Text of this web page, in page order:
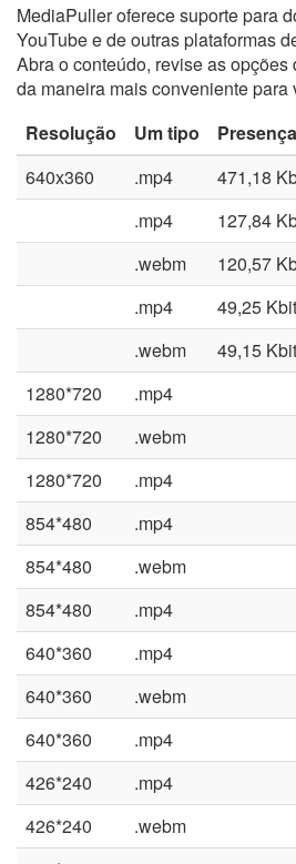
MediaPuller oferece suporte para
YouTube e de outras plataformas
Abra o conteúdo, revise as
da maneira mais conveniente para
Resolução
Um tipo
640x360
.mp4 471,18
.mp4
127,84
.webm
120,57
.mp4
49,25
.webm
49,15
1280*720
.mp4
1280*720
.webm
1280*720
.mp4
854*480
.mp4
854*480
.webm
854*480
.mp4
640*360
.mp4
640*360
.webm
640*360
.mp4
426*240
.mp4
426*240
.webm